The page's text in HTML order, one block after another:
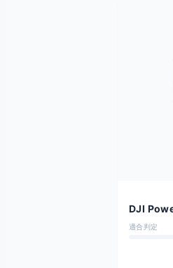
DJI
器
適合判定